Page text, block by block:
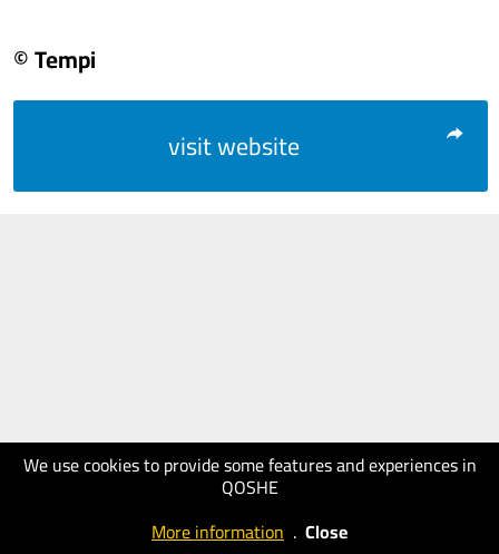
We use cookies to provide some features and experiences in
QOSHE
More information . Close
© Tempi
visit website